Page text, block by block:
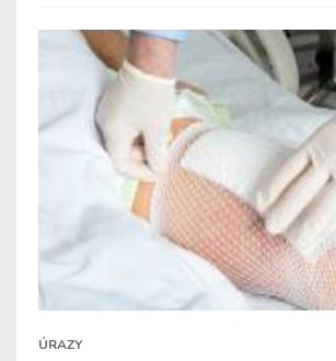
ÚRAZY